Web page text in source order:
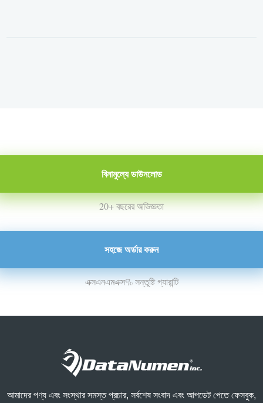
বিনামুল্যে ডাউনলোড
20+ বছরের অভিজ্ঞতা
সহজে অর্ডার করুন
এক্সএনএমএক্স% সন্তুষ্টি গ্যারান্টি
আমাদের পণ্য এবং সংস্থার সমস্ত প্রচার, সর্বশেষ সংবাদ এবং আপডেট পেতে ফেসবুক,